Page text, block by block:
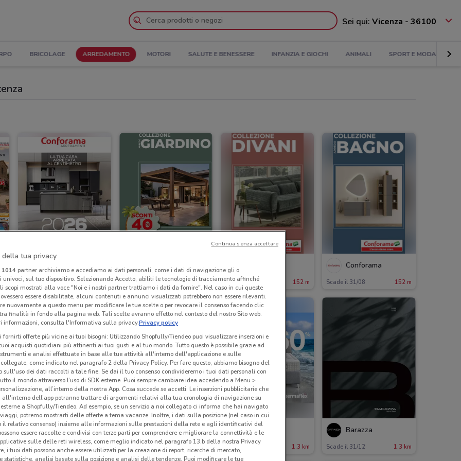
Sei qui: Vicenza - 36100
BRICOLAGE ARREDAMENTO MOTORI SALUTE E BENESSERE INFANZIA E GIOCHI ANIMALI SPORT E MODA
Conforama
Scade il 30/09 152 m
Conforama
Scade il 31/08 152 m Scade il 31/08 152 m
Conforama
Scade il 31/08 152 m
-5 GIORNI
Kasanova
Scade giovedì 359 m
Buffetti
Scade il 30/09 1.2 km
Permaflex
Scade il 19/08 1.3 km
Barazza
Scade il 31/12 1.3 km
della tua privacy
1014partner archiviamo e accediamo ai dati personali, come i dati di navigazione gli o
sul tuo dispositivo. Selezionando Accetto, abiliti le tecnologie di tracciamento affinché
scopi mostrati alla voce "Noi e i nostri partner trattiamo i dati da fornire". Nel caso in cui queste
essere disabilitate, alcuni contenuti e annunci visualizzati potrebbero non essere rilevanti.
nuovamente a questo menu per modificare le tue scelte o per revocare il consenso facendo clic
finalità in fondo alla pagina web. Tali scelte avranno effetto nel contesto del nostro Sito web.
informazioni, consulta l'Informativa sulla privacy.Privacy policy
fornirti offerte più vicine ai tuoi bisogni: Utilizzando Shopfully/Tiendeo puoi visualizzare inserzioni e
acquisti quotidiani più attinenti ai tuoi gusti e al tuo mondo. Tutto questo è possibile grazie ad
e analisi effettuate in base alle tue attività all'interno dell'applicazione e sulle
come indicato nel paragrafo 2 della Privacy Policy. Per fare questo, abbiamo bisogno del
sull'uso dei dati raccolti a tale fine. Se dai il tuo consenso condivideremo i tuoi dati personali con
il mondo attraverso l’uso di SDK esterne. Puoi sempre cambiare idea accedendo a Menu >
all’interno della nostra App. Cosa succede se accetti: Le inserzioni pubblicitarie che
all'interno dell’app potranno trattare di argomenti relativi alla tua cronologia di navigazione su
a Shopfully/Tiendeo. Ad esempio, se un servizio a noi collegato ci informa che hai navigato
potremo mostrarti delle offerte a tema vacanze. Inoltre, i dati sulla posizione (nel caso in cui
il relativo consenso) insieme alle informazioni sulle prestazioni della rete e agli identificativi del
essere raccolte e condivisi con terze parti per comprendere e migliorare la connettività e le
sulle delle reti wireless, come meglio indicato nel paragrafo 13.b della nostra Privacy
i tuoi dati possono anche essere utilizzati per la creazione di report, ricerche di mercato,
statistiche, analisi basate sulla posizione e analisi delle tendenze. Puoi modificare le tue
Continua senza accettare